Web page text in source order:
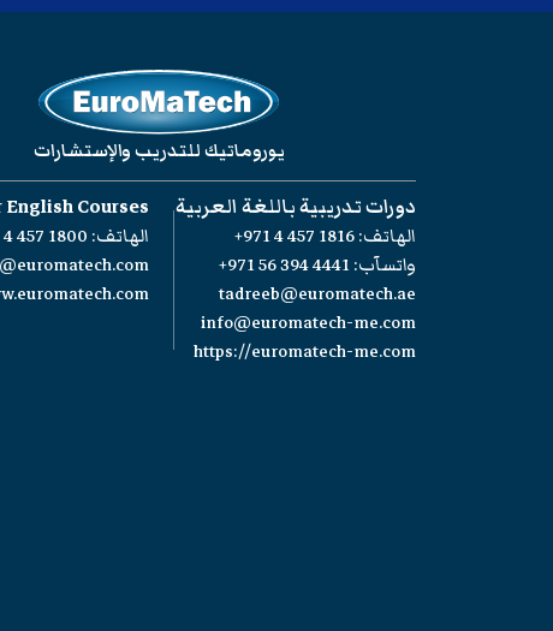
يوروماتيك للتدريب والإستشارات
دورات تدريبية باللغة العربية
الهاتف:+971 4 457 1816
واتسآب:+971 56 394 4441
tadreeb@euromatech.ae
info@euromatech-me.com
https://euromatech-me.com
English Courses
الهاتف: 4 457 1800